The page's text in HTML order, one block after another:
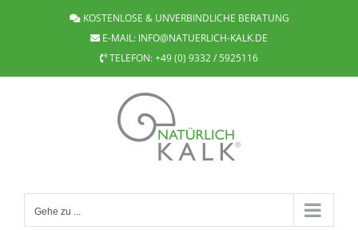
KOSTENLOSE & UNVERBINDLICHE BERATUNG
E-MAIL: INFO@NATUERLICH-KALK.DE
TELEFON:+49 (0) 9332 / 5925116
Gehe zu ...